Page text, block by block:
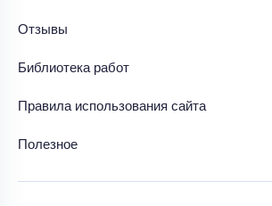
Отзывы
Библиотека работ
Правила использования сайта
Полезное